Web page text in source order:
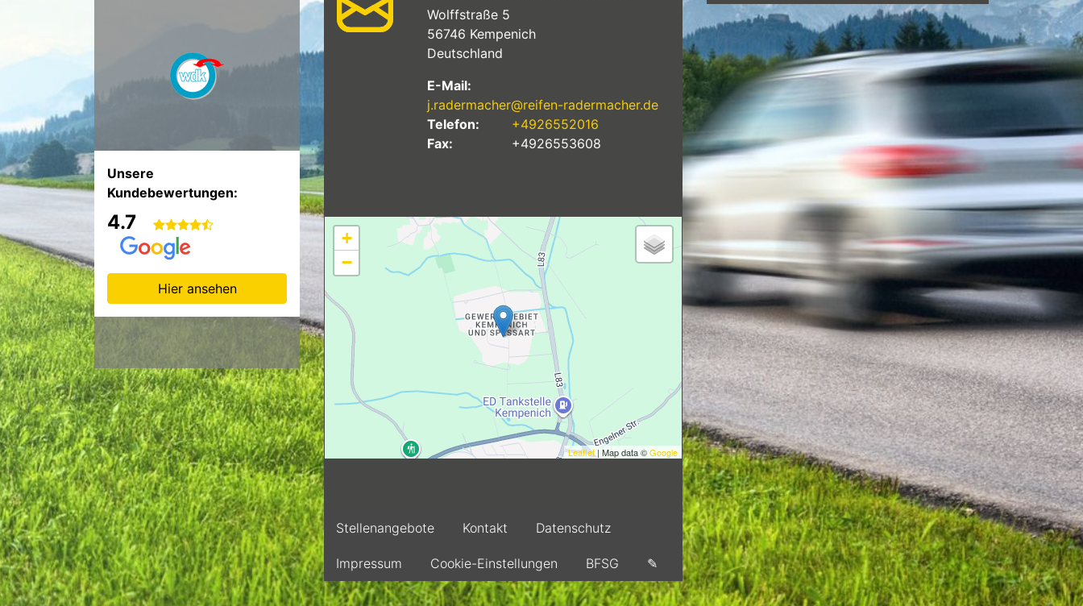
Unsere
Kundebewertungen:
4.7
Hier ansehen
Wolffstraße 5
56746 Kempenich
Deutschland
E-Mail:
j.radermacher@reifen-radermacher.de
Telefon:
+4926552016
Fax:
+4926553608
+
−
Leaflet| Map data ©Google
Stellenangebote Kontakt Datenschutz
Impressum Cookie-Einstellungen BFSG ✎